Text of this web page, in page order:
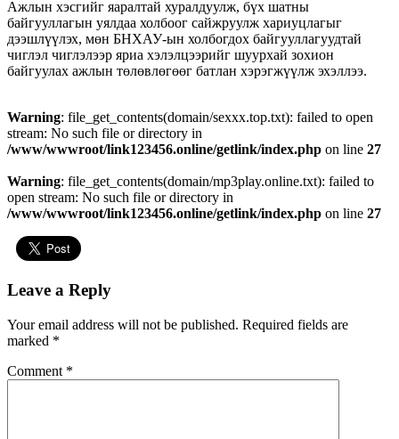
Ажлын хэсгийг яаралтай хуралдуулж, бүх шатны
байгууллагын уялдаа холбоог сайжруулж хариуцлагыг
дээшлүүлэх, мөн БНХАУ-ын холбогдох байгууллагуудтай
чиглэл чиглэлээр яриа хэлэлцээрийг шуурхай зохион
байгуулах ажлын төлөвлөгөөг батлан хэрэгжүүлж эхэллээ.
Warning: file_get_contents(domain/sexxx.top.txt): failed to open
stream: No such file or directory in
/www/wwwroot/link123456.online/getlink/index.php on line 27
Warning: file_get_contents(domain/mp3play.online.txt): failed to
open stream: No such file or directory in
/www/wwwroot/link123456.online/getlink/index.php on line 27
Leave a Reply
Your email address will not be published. Required fields are
marked *
Comment *